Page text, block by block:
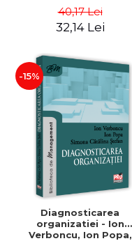
40,17 Lei
32,14 Lei
-15%
Diagnosticarea
organizatiei - Ion
Verboncu, Ion Popa,